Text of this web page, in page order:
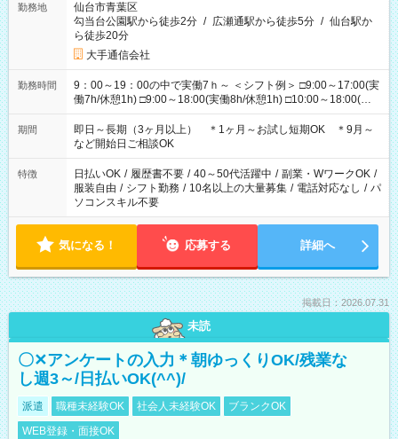
勤務地
仙台市青葉区
勾当台公園駅から徒歩2分 / 広瀬通駅から徒歩5分 / 仙台駅か
ら徒歩20分
大手通信会社
勤務時間
9：00～19：00の中で実働7ｈ～ ＜シフト例＞ □9:00～17:00(実
働7h/休憩1h) □9:00～18:00(実働8h/休憩1h) □10:00～18:00(実
働7h/休憩1h) □10:00～19:00(実働8h/休憩1h) ＊時間固定ＯＫ
期間
即日～長期（3ヶ月以上） ＊1ヶ月～お試し短期OK ＊9月～
など開始日ご相談OK
特徴 日払いOK / 履歴書不要 / 40～50代活躍中 / 副業・WワークOK /
服装自由 / シフト勤務 / 10名以上の大量募集 / 電話対応なし / パ
ソコンスキル不要
気になる！ 応募する 詳細へ
掲載日：2026.07.31
未読
〇✕アンケートの入力＊朝ゆっくりOK/残業な
し週3～/日払いOK(^^)/
派遣 職種未経験OK 社会人未経験OK
ブランクOK
WEB登録・面接OK